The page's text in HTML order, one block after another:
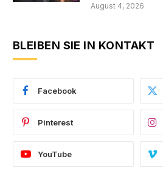
August 4, 2026
BLEIBEN SIE IN KONTAKT
Facebook
Pinterest
YouTube